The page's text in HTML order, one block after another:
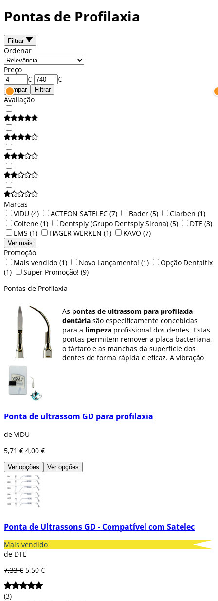
Pontas de Profilaxia
Filtrar
Ordenar
Preço
€- €
Limpar Filtrar
Avaliação
Marcas
VIDU (4) ACTEON SATELEC (7) Bader (5) Clarben (1)
Coltene (1) Dentsply (Grupo Dentsply Sirona) (5) DTE (3)
EMS (1) HAGER WERKEN (1) KAVO (7)
Ver mais
Promoção
Mais vendido (1) Novo Lançamento! (1)
Opção Dentaltix
(1)
Super Promoção! (9)
Pontas de Profilaxia
As pontas de ultrassom para profilaxia
dentária são especificamente concebidas
para a limpeza profissional dos dentes. Estas
pontas permitem remover a placa bacteriana,
o tártaro e as manchas da superfície dos
dentes de forma rápida e eficaz. A vibração
cáries, doenças periodontais e melhorar a
estética dentária.
Ponta de ultrassom GD para profilaxia
de VIDU
5,71 € 4,00 €
Ver opções Ver opções
Ponta de Ultrassons GD - Compatível com Satelec
Mais vendido
de DTE
7,33 € 5,50 €
(3)